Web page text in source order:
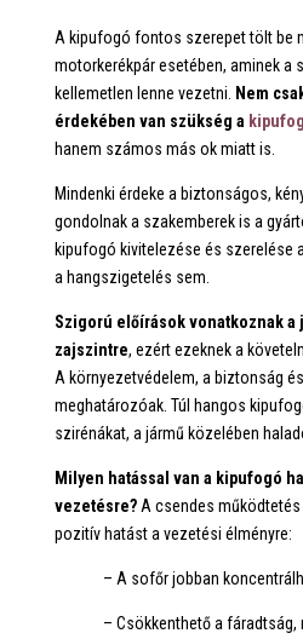
A kipufogó fontos szerepet tölt be
motorkerékpár esetében, aminek a
kellemetlen lenne vezetni. Nem
érdekében van szükség a
hanem számos más ok miatt is.
Mindenki érdeke a biztonságos,
gondolnak a szakemberek is a
kipufogó kivitelezése és szerelése
a hangszigetelés sem.
Szigorú előírások vonatkoznak a
zajszintre, ezért ezeknek a
A környezetvédelem, a biztonság
meghatározóak. Túl hangos
szirénákat, a jármű közelében
Milyen hatással van a kipufogó
vezetésre? A csendes
pozitív hatást a vezetési élményre:
– A sofőr jobban
– Csökkenthető a